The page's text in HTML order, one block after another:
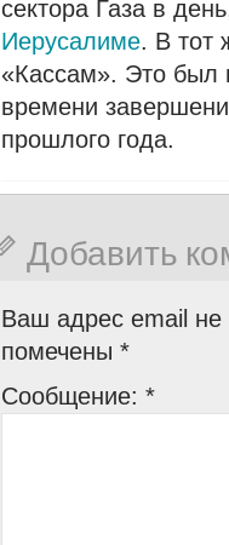
сектора Газа в
Иерусалиме. В тот
«Кассам». Это был
времени
прошлого года.
Добавить
Ваш адрес email не
помечены *
Сообщение: *